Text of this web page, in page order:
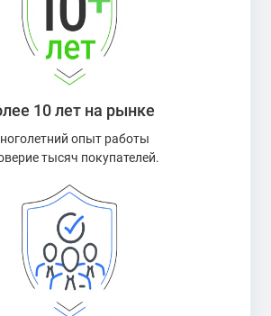
10 лет на рынке
опыт работы
тысяч покупателей.